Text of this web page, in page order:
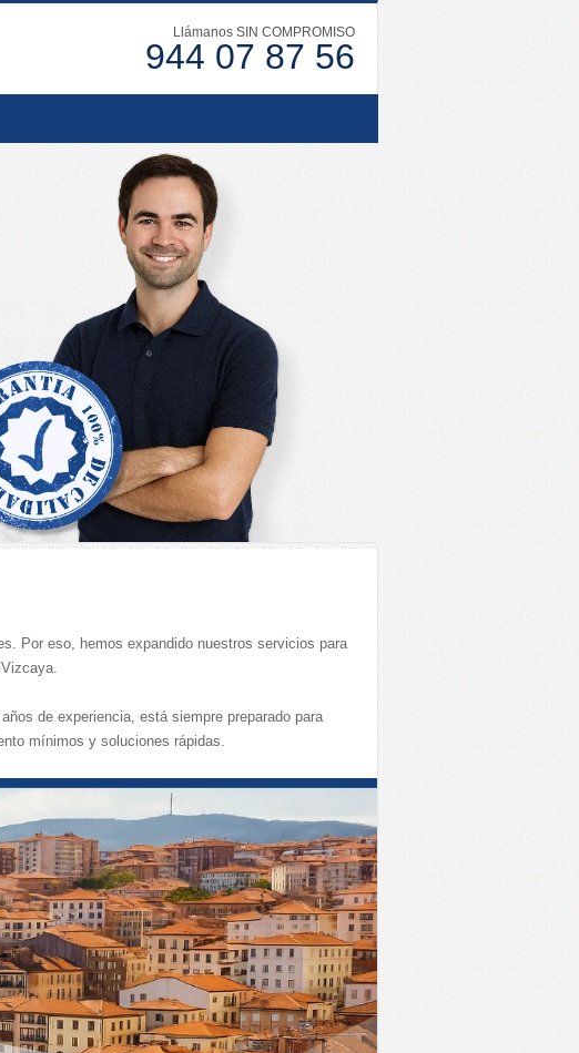
Llámanos SIN COMPROMISO
944 07 87 56
Por eso, hemos expandido nuestros servicios para
de experiencia, está siempre preparado para
mínimos y soluciones rápidas.